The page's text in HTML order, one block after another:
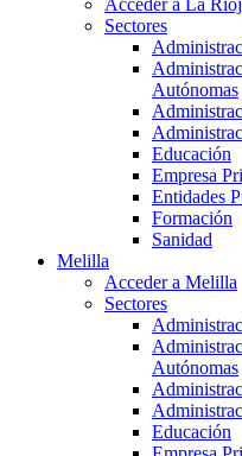
Acceder a La
Sectores
Autónomas
Educación
Empresa
Entidades
Formación
Sanidad
Melilla
Acceder a Melilla
Sectores
Autónomas
Educación